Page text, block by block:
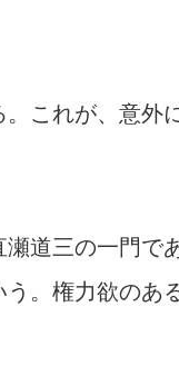
これが、意外
道三の一門で
。権力欲のあ